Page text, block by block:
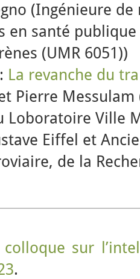
(Ingénieure de
en santé publique
(UMR 6051))
La revanche du
Pierre
Loboratoire Ville
Eiffel et
de la
sur
.